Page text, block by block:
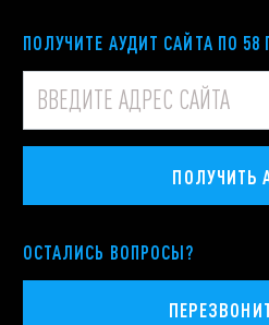
ПОЛУЧИТЕ АУДИТ САЙТА ПО 58
ПОЛУЧИТЬ
ОСТАЛИСЬ ВОПРОСЫ?